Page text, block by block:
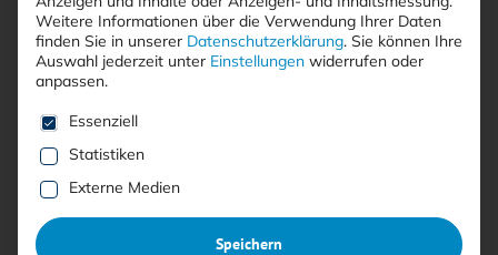
Ausgabe 1/2026 als
her­un­ter­la­den
Jetzt herunterladen
Weitere Informationen über die Verwendung Ihrer Daten
finden Sie in unserer Datenschutzerklärung. Sie können Ihre
Auswahl jederzeit unter Einstellungen widerrufen oder
anpassen.
Es folgt eine Liste der Service-Gruppen, für die eine
Essenziell
Statistiken
Externe Medien
Speichern